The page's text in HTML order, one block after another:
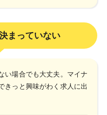
まっていない
い場合でも大丈夫。マイナ
きっと興味がわく求人に出